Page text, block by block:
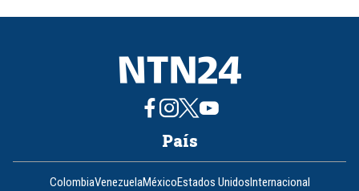
8
País
ColombiaVenezuelaMéxicoEstados UnidosInternacional